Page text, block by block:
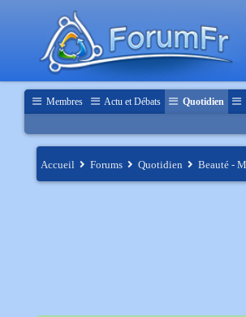
Membres Actu et Débats Quotidien
Accueil Forums Quotidien Beauté -